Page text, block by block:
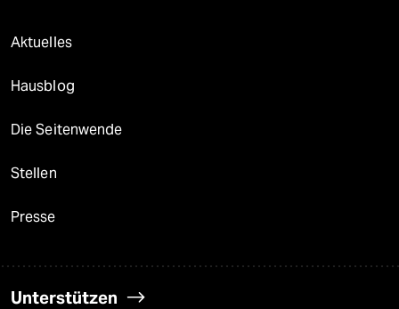
Aktuelles
Hausblog
Die Seitenwende
Stellen
Presse
Unterstützen